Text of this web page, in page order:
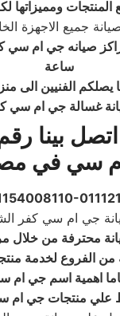
ومميزاتها
ساعة
الفنيين الى
غسالة جي ام سي
بينا
سي في
جي ام سي كفر
محترفة من خلال
من الفروع لخدمة
اهمية اسم جي ام
علي منتجات جي ام